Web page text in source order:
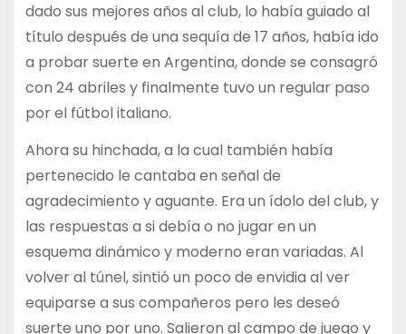
dado sus mejores años al club, lo había guiado al
título después de una sequía de 17 años, había ido
a probar suerte en Argentina, donde se consagró
con 24 abriles y finalmente tuvo un regular paso
por el fútbol italiano.
Ahora su hinchada, a la cual también había
pertenecido le cantaba en señal de
agradecimiento y aguante. Era un ídolo del club, y
las respuestas a si debía o no jugar en un
esquema dinámico y moderno eran variadas. Al
volver al túnel, sintió un poco de envidia al ver
equiparse a sus compañeros pero les deseó
suerte uno por uno. Salieron al campo de juego y